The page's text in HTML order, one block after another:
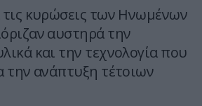
κυρώσεις των Ηνωμένων
αυστηρά την
και την τεχνολογία που
την ανάπτυξη τέτοιων